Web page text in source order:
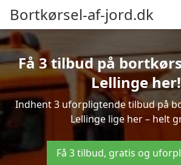
Bortkørsel-af-jord.dk
Få 3 tilbud på
Lellinge her!
Indhent 3 uforpligtende tilbud på
Lellinge lige her – helt
Få 3 tilbud, gratis og